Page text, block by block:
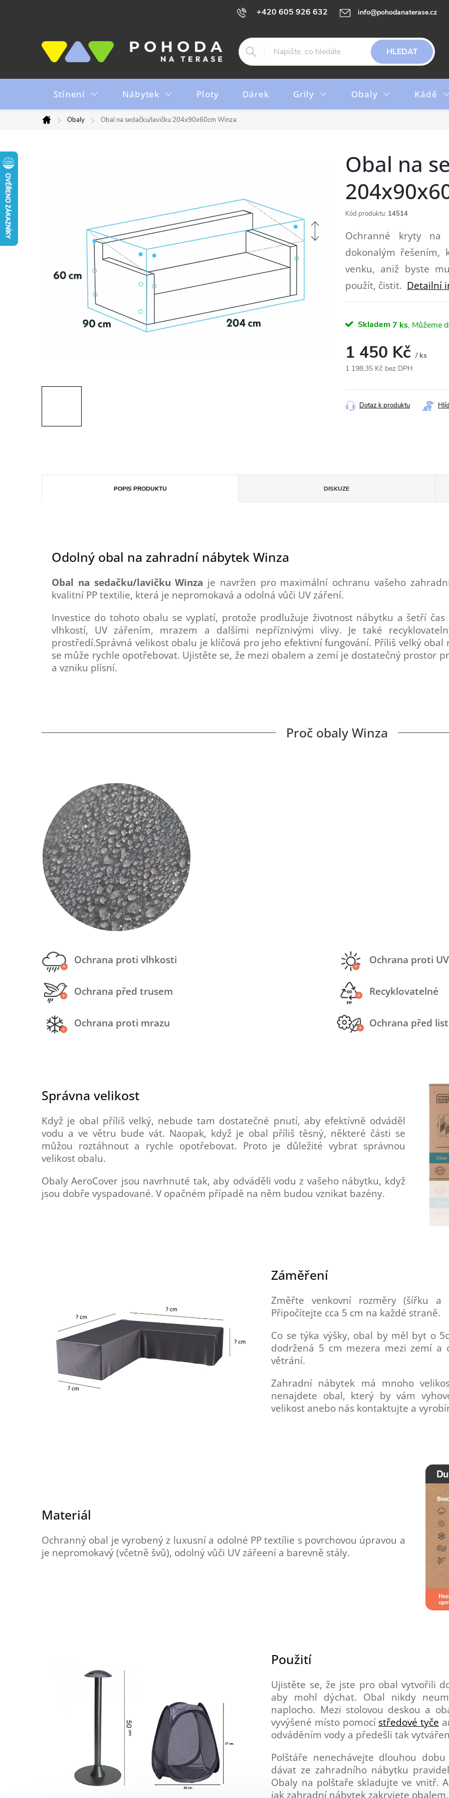
+420 605 926 632 info@pohodanaterase.cz
HLEDAT
Stínení Nábytek Ploty Dárek Grily Obaly Kádě
Domů
Obaly Obal na sedačku/lavičku 204x90x60cm Winza
Obal na
Kód produktu: 14514
Ochranné kryty na
dokonalým řešením,
venku, aniž byste
použít, čistit. Detailní
Skladem 7 ks
1 450 Kč / ks
1 198,35 Kč bez DPH
cena:
Dotaz k produktu
POPIS PRODUKTU DISKUZE
Odolný obal na zahradní nábytek Winza
Obal na sedačku/lavičku Winza je navržen pro maximální ochranu vašeho
kvalitní PP textilie, která je nepromokavá a odolná vůči UV záření.
Investice do tohoto obalu se vyplatí, protože prodlužuje životnost nábytku a šetří
vlhkostí, UV zářením, mrazem a dalšími nepříznivými vlivy. Je také
prostředí.Správná velikost obalu je klíčová pro jeho efektivní fungování. Příliš velký
se může rychle opotřebovat. Ujistěte se, že mezi obalem a zemí je dostatečný prostor
a vzniku plísní.
Proč obaly Winza
Ochrana proti vlhkosti Ochrana proti UV
Ochrana před trusem Recyklovatelné
Ochrana proti mrazu Ochrana před
Správna velikost
Když je obal příliš velký, nebude tam dostatečné pnutí, aby efektívně odváděl
vodu a ve větru bude vát. Naopak, když je obal příliš těsný, některé části se
můžou roztáhnout a rychle opotřebovat. Proto je důležité vybrat správnou
velikost obalu.
Obaly AeroCover jsou navrhnuté tak, aby odváděli vodu z vašeho nábytku, když
jsou dobře vyspadované. V opačném případě na něm budou vznikat bazény.
Záměření
Změřte venkovní rozměry (šířku a
Připočítejte cca 5 cm na každé straně.
Co se týka výšky, obal by měl byt o
dodržená 5 cm mezera mezi zemí a
větrání.
Zahradní nábytek má mnoho
nenajdete obal, který by vám
velikost anebo nás kontaktujte a
Materiál
Ochranný obal je vyrobený z luxusní a odolné PP textílie s povrchovou úpravou a
je nepromokavý (včetně švů), odolný vůči UV zářeení a barevně stály.
Použití
Ujistěte se, že jste pro obal vytvořili
aby mohl dýchat. Obal nikdy
naplocho. Mezi stolovou deskou a
vyvýšené místo pomocí středové tyče
odváděním vody a předešli tak
Polštáře nenechávejte dlouhou
dávat ze zahradního nábytku
Obaly na polštaře skladujte ve vnitř.
jak zahradní nábytek zakryjete